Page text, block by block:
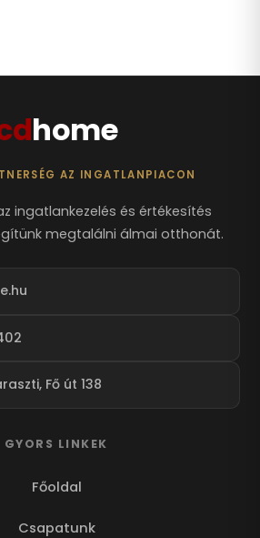
home
AZ INGATLANPIACON
ingatlankezelés és értékesítés
megtalálni álmai otthonát.
Fő út 138
GYORS LINKEK
Főoldal
Csapatunk